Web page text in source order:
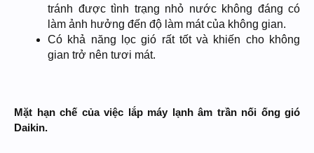
tránh được tình trạng nhỏ nước không đáng có
làm ảnh hưởng đến độ làm mát của không gian.
Có khả năng lọc gió rất tốt và khiến cho không
gian trở nên tươi mát.
Mặt hạn chế của việc lắp máy lạnh âm trần nối ống gió
Daikin.